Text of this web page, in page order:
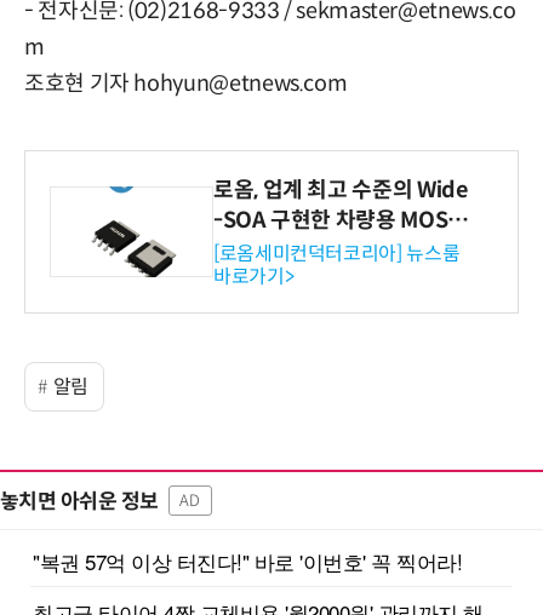
- 전자신문: (02)2168-9333 / sekmaster@etnews.co
m
조호현 기자 hohyun@etnews.com
로옴, 업계 최고 수준의 Wide
-SOA 구현한 차량용 MOSF
ET 개발
[로옴세미컨덕터코리아] 뉴스룸
바로가기>
알림
놓치면 아쉬운 정보 AD